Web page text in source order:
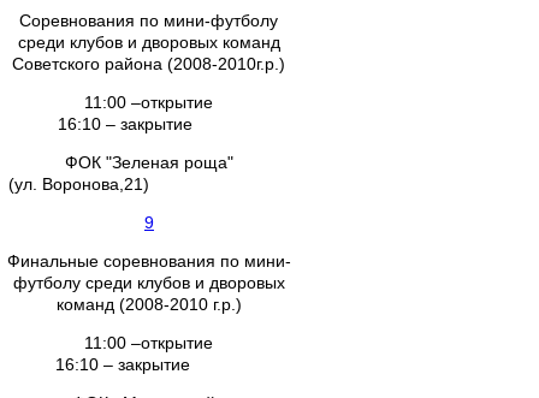
Соревнования по мини-футболу
среди клубов и дворовых команд
Советского района (2008-2010г.р.)
11:00 –открытие
16:10 – закрытие
ФОК "Зеленая роща"
(ул. Воронова,21)
9
Финальные соревнования по мини-
футболу среди клубов и дворовых
команд (2008-2010 г.р.)
11:00 –открытие
16:10 – закрытие